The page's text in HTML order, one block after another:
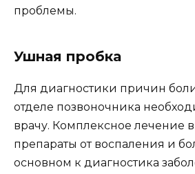
проблемы.
Ушная пробка
Для диагностики причин
отделе позвоночника
врачу. Комплексное лечение
препараты от воспаления и
основном к диагностика